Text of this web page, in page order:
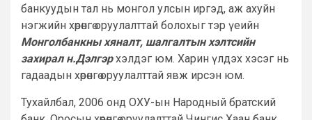
банкуудын тал нь монгол улсын иргэд, аж ахуйн
нэгжийн хөрөнгө оруулалттай болохыг тэр үеийн
Монголбанкны хяналт, шалгалтын хэлтсийн
захирал н.Дэлгэрхэлдэг юм. Харин үлдэх хэсэг нь
гадаадын хөрөнгө оруулалттай явж ирсэн юм.
Тухайлбал, 2006 онд ОХУ-ын Народный братский